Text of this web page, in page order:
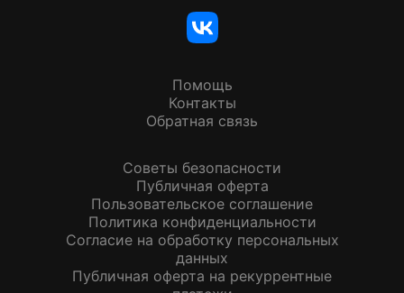
Помощь
Контакты
Обратная связь
Советы безопасности
Публичная оферта
Пользовательское соглашение
Политика конфиденциальности
Согласие на обработку персональных
данных
Публичная оферта на рекуррентные